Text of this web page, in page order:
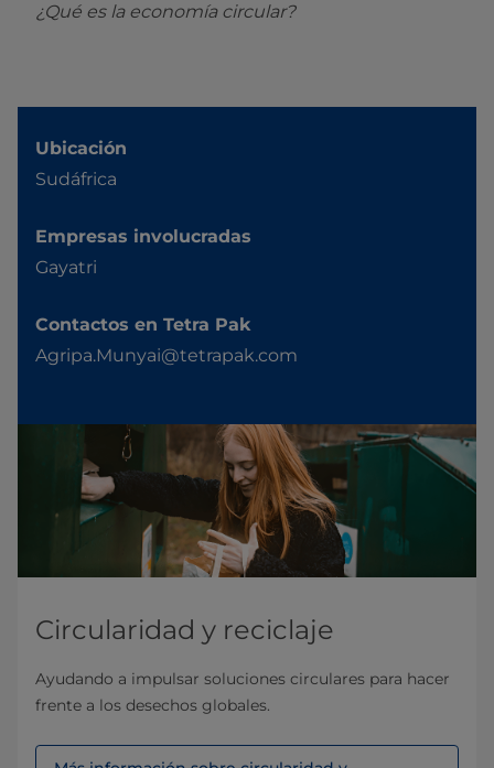
¿Qué es la economía circular?
Ubicación
Sudáfrica
Empresas involucradas
Gayatri
Contactos en Tetra Pak
Agripa.Munyai@tetrapak.com
Circularidad y reciclaje
Ayudando a impulsar soluciones circulares para hacer
frente a los desechos globales.